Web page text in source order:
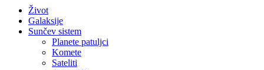
Život
Galaksije
Sunčev sistem
Planete patuljci
Komete
Sateliti